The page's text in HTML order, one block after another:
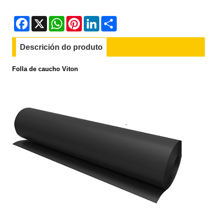
Facebook
X WhatsAppPinterestLinkedIn
Descrición do produto
Folla de caucho Viton